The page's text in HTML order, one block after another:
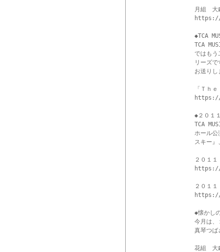
月組　
https://
◆TCA
TCA
ではもう
リーズ
お送り
「Ｔｈ
https://
◆２０１
TCA
ホール公
スキー』
２０１
https://
２０１
https://
◆懐かし
今月は、
真琴つば
花組　大